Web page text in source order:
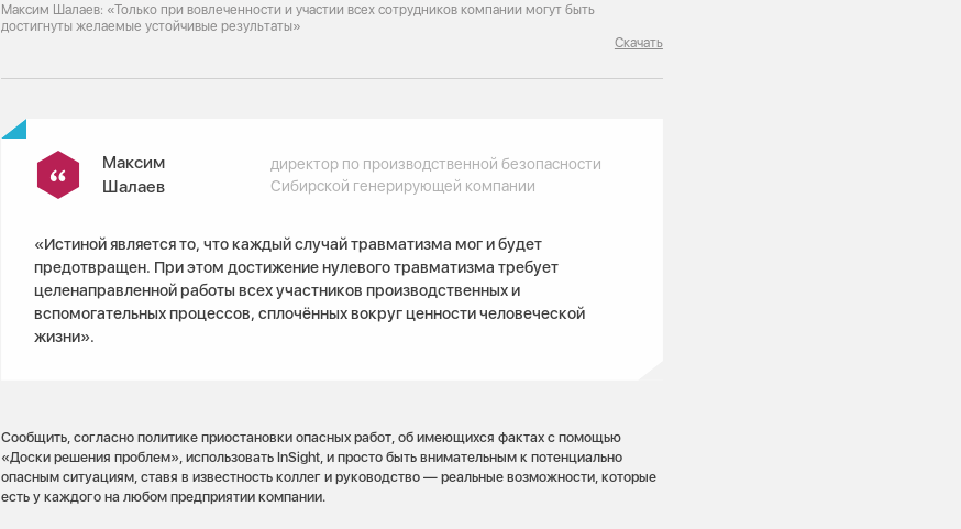
Максим Шалаев: «Только при вовлеченности и участии всех сотрудников компании могут быть
достигнуты желаемые устойчивые результаты»
Скачать
Максим
Шалаев
директор по производственной безопасности
Сибирской генерирующей компании
«Истиной является то, что каждый случай травматизма мог и будет
предотвращен. При этом достижение нулевого травматизма требует
целенаправленной работы всех участников производственных и
вспомогательных процессов, сплочённых вокруг ценности человеческой
жизни».
Сообщить, согласно политике приостановки опасных работ, об имеющихся фактах с помощью
«Доски решения проблем», использовать InSight, и просто быть внимательным к потенциально
опасным ситуациям, ставя в известность коллег и руководство — реальные возможности, которые
есть у каждого на любом предприятии компании.